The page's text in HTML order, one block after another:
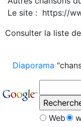
Le site : https://
Consulter la liste
Diaporama
Web